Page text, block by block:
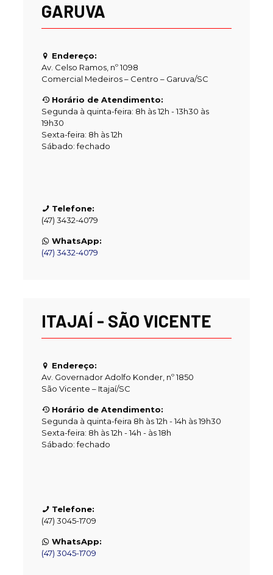
GARUVA
Endereço:
Av. Celso Ramos, nº 1098
Comercial Medeiros – Centro – Garuva/SC
Horário de Atendimento:
Segunda à quinta-feira: 8h às 12h - 13h30 às
19h30
Sexta-feira: 8h às 12h
Sábado: fechado
Telefone:
(47) 3432-4079
WhatsApp:
(47) 3432-4079
ITAJAÍ - SÃO VICENTE
Endereço:
Av. Governador Adolfo Konder, nº 1850
São Vicente – Itajaí/SC
Horário de Atendimento:
Segunda à quinta-feira 8h às 12h - 14h às 19h30
Sexta-feira: 8h às 12h - 14h - às 18h
Sábado: fechado
Telefone:
(47) 3045-1709
WhatsApp:
(47) 3045-1709